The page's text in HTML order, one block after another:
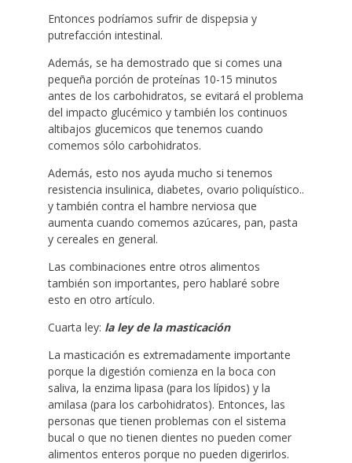
Entonces podríamos sufrir de dispepsia y
putrefacción intestinal.
Además, se ha demostrado que si comes una
pequeña porción de proteínas 10-15 minutos
antes de los carbohidratos, se evitará el problema
del impacto glucémico y también los continuos
altibajos glucemicos que tenemos cuando
comemos sólo carbohidratos.
Además, esto nos ayuda mucho si tenemos
resistencia insulinica, diabetes, ovario poliquístico..
y también contra el hambre nerviosa que
aumenta cuando comemos azúcares, pan, pasta
y cereales en general.
Las combinaciones entre otros alimentos
también son importantes, pero hablaré sobre
esto en otro artículo.
Cuarta ley: la ley de la masticación
La masticación es extremadamente importante
porque la digestión comienza en la boca con
saliva, la enzima lipasa (para los lípidos) y la
amilasa (para los carbohidratos). Entonces, las
personas que tienen problemas con el sistema
bucal o que no tienen dientes no pueden comer
alimentos enteros porque no pueden digerirlos.